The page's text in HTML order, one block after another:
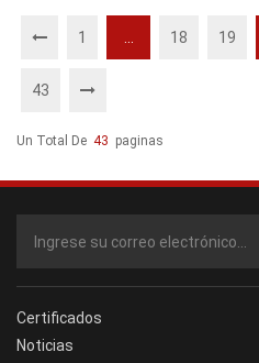
1 ... 18 19
43
Un Total De 43 Paginas
Certificados
Noticias